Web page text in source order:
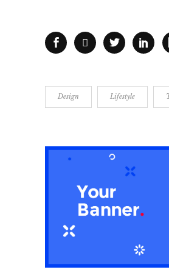
Design Lifestyle